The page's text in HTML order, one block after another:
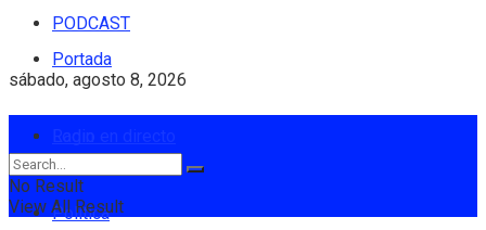
PODCAST
sábado, agosto 8, 2026
Portada
Política
No Result
View All Result